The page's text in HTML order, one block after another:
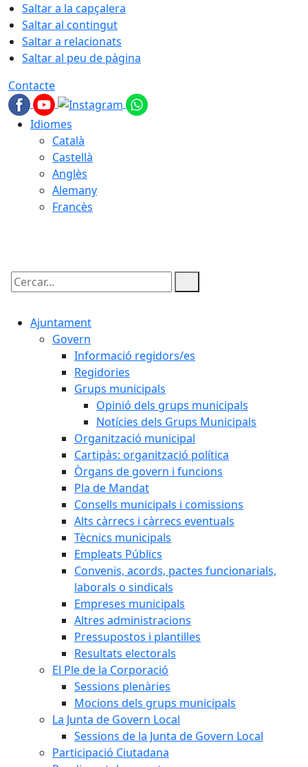
Saltar a la capçalera
Saltar al contingut
Saltar a relacionats
Saltar al peu de pàgina
Contacte
Idiomes
Català
Castellà
Anglès
Alemany
Francès
Cercar:
Ajuntament
Govern
Informació regidors/es
Regidories
Grups municipals
Opinió dels grups municipals
Notícies dels Grups Municipals
Organització municipal
Cartipàs: organització política
Òrgans de govern i funcions
Pla de Mandat
Consells municipals i comissions
Alts càrrecs i càrrecs eventuals
Tècnics municipals
Empleats Públics
Convenis, acords, pactes funcionarials,
laborals o sindicals
Empreses municipals
Altres administracions
Pressupostos i plantilles
Resultats electorals
El Ple de la Corporació
Sessions plenàries
Mocions dels grups municipals
La Junta de Govern Local
Sessions de la Junta de Govern Local
Participació Ciutadana